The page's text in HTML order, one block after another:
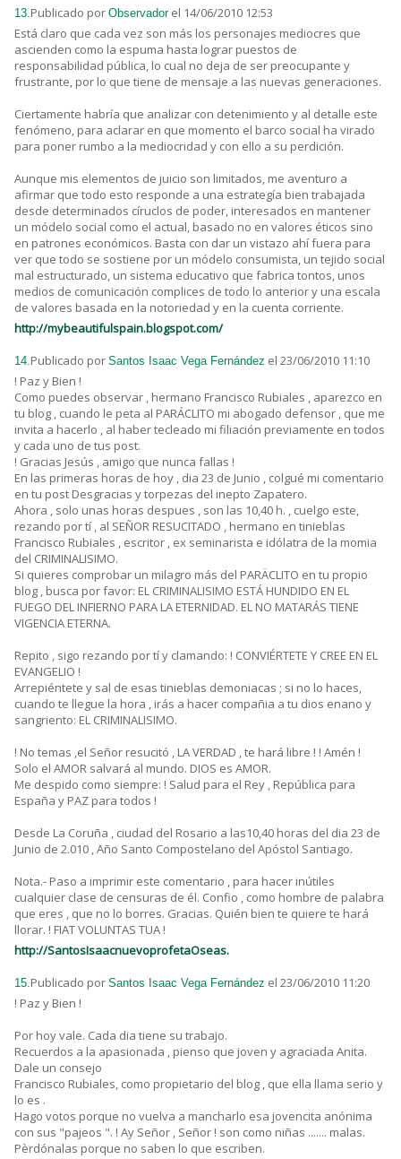
13.Publicado por Observador el 14/06/2010 12:53
Está claro que cada vez son más los personajes mediocres que
ascienden como la espuma hasta lograr puestos de
responsabilidad pública, lo cual no deja de ser preocupante y
frustrante, por lo que tiene de mensaje a las nuevas generaciones.
Ciertamente habría que analizar con detenimiento y al detalle este
fenómeno, para aclarar en que momento el barco social ha virado
para poner rumbo a la mediocridad y con ello a su perdición.
Aunque mis elementos de juicio son limitados, me aventuro a
afirmar que todo esto responde a una estrategía bien trabajada
desde determinados círuclos de poder, interesados en mantener
un módelo social como el actual, basado no en valores éticos sino
en patrones económicos. Basta con dar un vistazo ahí fuera para
ver que todo se sostiene por un módelo consumista, un tejido social
mal estructurado, un sistema educativo que fabrica tontos, unos
medios de comunicación complices de todo lo anterior y una escala
de valores basada en la notoriedad y en la cuenta corriente.
http://mybeautifulspain.blogspot.com/
14.Publicado por Santos Isaac Vega Fernández el 23/06/2010 11:10
! Paz y Bien !
Como puedes observar , hermano Francisco Rubiales , aparezco en
tu blog , cuando le peta al PARÁCLITO mi abogado defensor , que me
invita a hacerlo , al haber tecleado mi filiación previamente en todos
y cada uno de tus post.
! Gracias Jesús , amigo que nunca fallas !
En las primeras horas de hoy , dia 23 de Junio , colgué mi comentario
en tu post Desgracias y torpezas del inepto Zapatero.
Ahora , solo unas horas despues , son las 10,40 h. , cuelgo este,
rezando por tí , al SEÑOR RESUCITADO , hermano en tinieblas
Francisco Rubiales , escritor , ex seminarista e idólatra de la momia
del CRIMINALISIMO.
Si quieres comprobar un milagro más del PARÄCLITO en tu propio
blog , busca por favor: EL CRIMINALISIMO ESTÁ HUNDIDO EN EL
FUEGO DEL INFIERNO PARA LA ETERNIDAD. EL NO MATARÁS TIENE
VIGENCIA ETERNA.
Repito , sigo rezando por tí y clamando: ! CONVIÉRTETE Y CREE EN EL
EVANGELIO !
Arrepiéntete y sal de esas tinieblas demoniacas ; si no lo haces,
cuando te llegue la hora , irás a hacer compañia a tu dios enano y
sangriento: EL CRIMINALISIMO.
! No temas ,el Señor resucitó , LA VERDAD , te hará libre ! ! Amén !
Solo el AMOR salvará al mundo. DIOS es AMOR.
Me despido como siempre: ! Salud para el Rey , República para
España y PAZ para todos !
Desde La Coruña , ciudad del Rosario a las10,40 horas del dia 23 de
Junio de 2.010 , Año Santo Compostelano del Apóstol Santiago.
Nota.- Paso a imprimir este comentario , para hacer inútiles
cualquier clase de censuras de él. Confio , como hombre de palabra
que eres , que no lo borres. Gracias. Quién bien te quiere te hará
llorar. ! FIAT VOLUNTAS TUA !
http://SantosIsaacnuevoprofetaOseas.
15.Publicado por Santos Isaac Vega Fernández el 23/06/2010 11:20
! Paz y Bien !
Por hoy vale. Cada dia tiene su trabajo.
Recuerdos a la apasionada , pienso que joven y agraciada Anita.
Dale un consejo
Francisco Rubiales, como propietario del blog , que ella llama serio y
lo es .
Hago votos porque no vuelva a mancharlo esa jovencita anónima
con sus "pajeos ". ! Ay Señor , Señor ! son como niñas ....... malas.
Pèrdónalas porque no saben lo que escriben.